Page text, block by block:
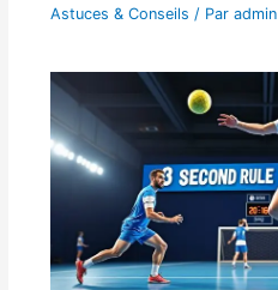
Astuces & Conseils / Par admin